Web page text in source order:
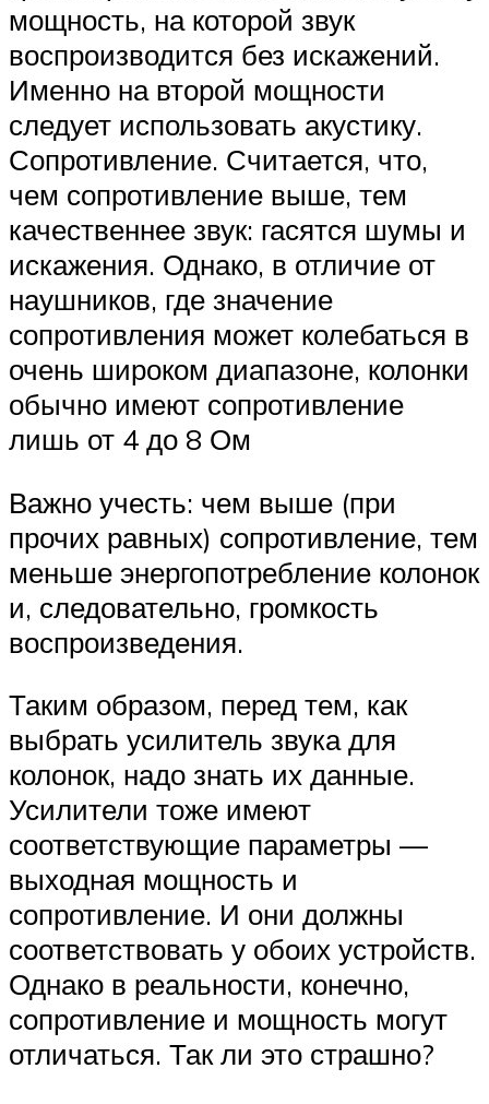
мощность, на которой звук
воспроизводится без искажений.
Именно на второй мощности
следует использовать акустику.
Сопротивление. Считается, что,
чем сопротивление выше, тем
качественнее звук: гасятся шумы и
искажения. Однако, в отличие от
наушников, где значение
сопротивления может колебаться в
очень широком диапазоне, колонки
обычно имеют сопротивление
лишь от 4 до 8 Ом
Важно учесть: чем выше (при
прочих равных) сопротивление, тем
меньше энергопотребление колонок
и, следовательно, громкость
воспроизведения.
Таким образом, перед тем, как
выбрать усилитель звука для
колонок, надо знать их данные.
Усилители тоже имеют
соответствующие параметры —
выходная мощность и
сопротивление. И они должны
соответствовать у обоих устройств.
Однако в реальности, конечно,
сопротивление и мощность могут
отличаться. Так ли это страшно?